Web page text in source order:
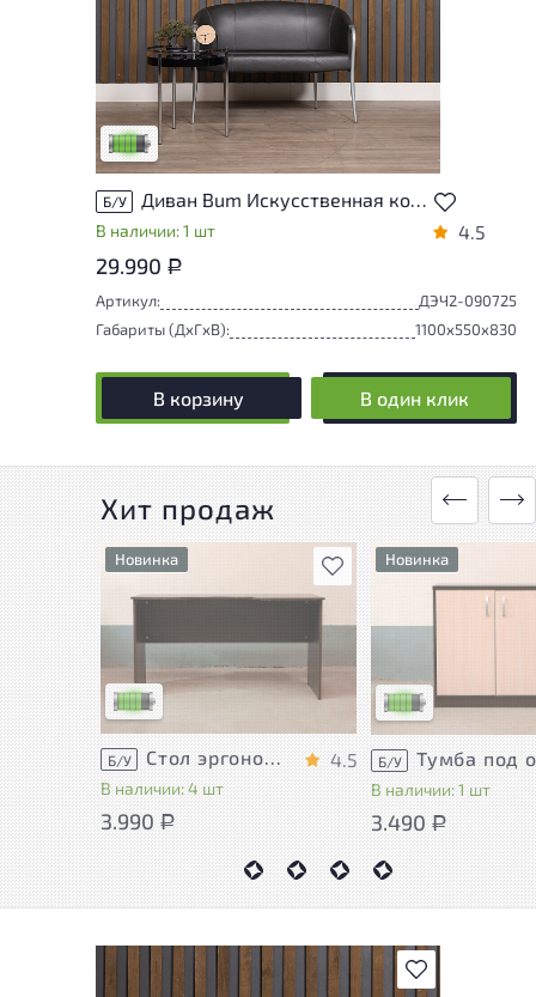
У товара присутствуют незначительные
следы эксплуатации, не влияющие на
удобство его использования
Низкая степень износа
Б/У Диван Bum Искусственная кожа Чёрный
В наличии: 1 шт 4.5
29.990 Р
Артикул:
ДЭЧ2-090725
Габариты (ДxГxВ):
1100x550x830
В корзину В один клик
Хит продаж
В избранное
Новинка
У товара присутствуют
незначительные следы
эксплуатации, не влияющие
на удобство его
Низкая степень износа
Б/У Стол эргономичный ЛДСП Венге
В наличии: 4 шт
4.5
3.990 Р
Новинка
У товара
незначительные
эксплуатации, не
Низкая степень
Б/У
В наличии: 1 шт
3.490 Р
В избранное